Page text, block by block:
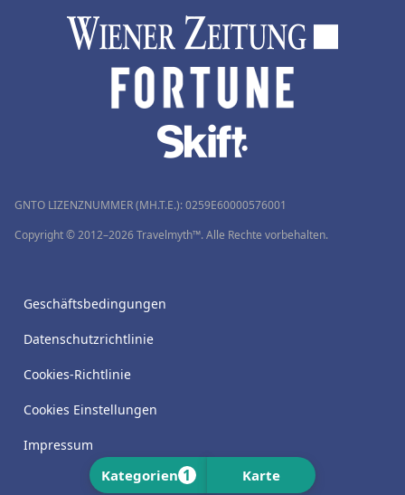
Kategorien 1 Karte
GNTO LIZENZNUMMER (MH.T.E.): 0259Ε60000576001
Copyright © 2012–2026 Travelmyth™. Alle Rechte vorbehalten.
Geschäftsbedingungen
Datenschutzrichtlinie
Cookies-Richtlinie
Cookies Einstellungen
Impressum